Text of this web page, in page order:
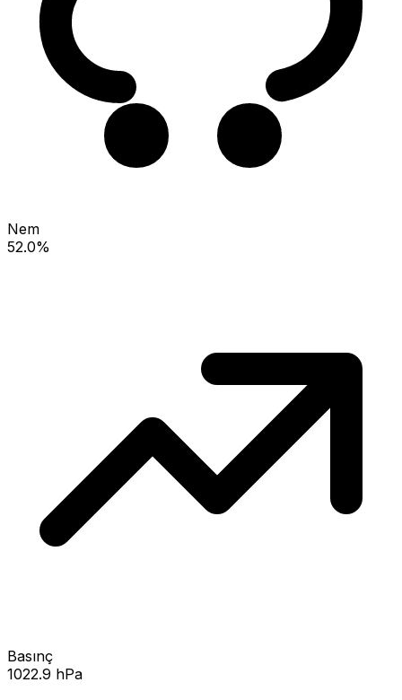
Nem
52.0%
Basınç
1022.9 hPa